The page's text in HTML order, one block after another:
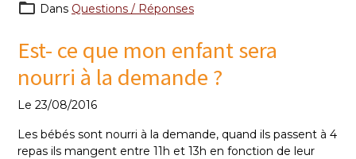
Dans Questions / Réponses
Est- ce que mon enfant sera
nourri à la demande ?
Le 23/08/2016
Les bébés sont nourri à la demande, quand ils passent à 4
repas ils mangent entre 11h et 13h en fonction de leur